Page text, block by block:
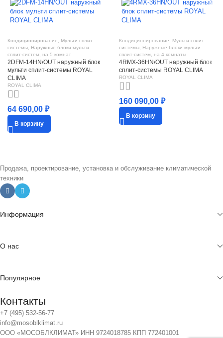
Кондиционирование
Мульти сплит-
системы
Наружные блоки мульти
сплит-систем
на 5 комнат
2DFM-14HN/OUT наружный блок
мульти сплит-системы ROYAL
CLIMA
ROYAL CLIMA
64 690,00 ₽
В корзину
Кондиционирование
Мульти сплит-
системы
Наружные блоки мульти
сплит-систем
на 4 комнаты
4RMX-36HN/OUT наружный блок
сплит-системы ROYAL CLIMA
ROYAL CLIMA
160 090,00 ₽
В корзину
Продажа, проектирование, установка и обслуживание климатической
техники
Информация
О нас
Популярное
Контакты
+7 (495) 532-56-77
info@mosoblklimat.ru
ООО «МОСОБЛКЛИМАТ» ИНН 9724018785 КПП 772401001